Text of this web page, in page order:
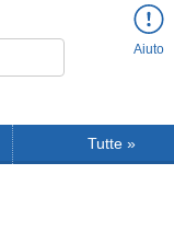
Aiuto
Tutte »